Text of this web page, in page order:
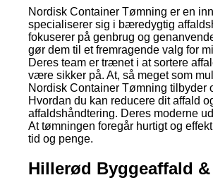
Nordisk Container Tømning er en
specialiserer sig i bæredygtig
fokuserer på genbrug og
gør dem til et fremragende valg for
Deres team er trænet i at sortere
være sikker på. At, så meget som
Nordisk Container Tømning tilbyder
Hvordan du kan reducere dit affald
affaldshåndtering. Deres moderne
At tømningen foregår hurtigt og
tid og penge.
Hillerød Byggeaffald